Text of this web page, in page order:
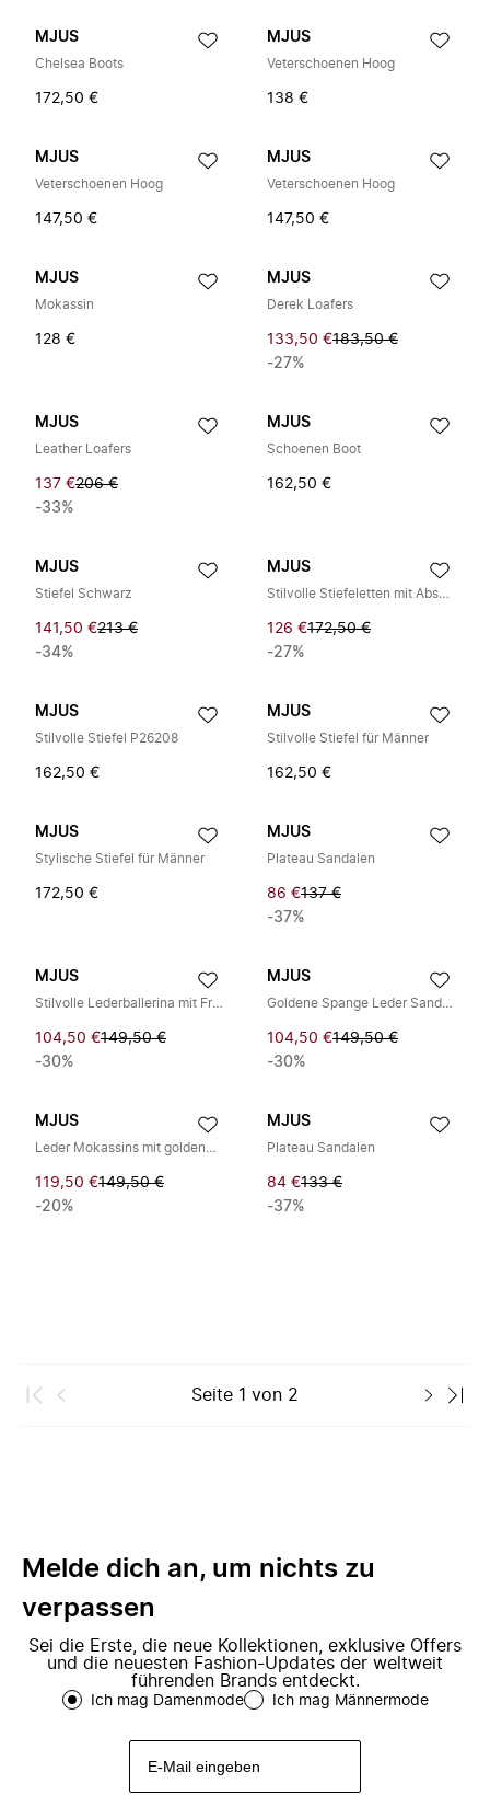
MJUS
Chelsea Boots
172,50 €
MJUS
Veterschoenen Hoog
138 €
MJUS
Veterschoenen Hoog
147,50 €
MJUS
Veterschoenen Hoog
147,50 €
MJUS
Mokassin
128 €
MJUS
Derek Loafers
133,50 €183,50 €
-27%
MJUS
Leather Loafers
137 €206 €
-33%
MJUS
Schoenen Boot
162,50 €
MJUS
Stiefel Schwarz
141,50 €213 €
-34%
MJUS
Stilvolle Stiefeletten mit Absatz
126 €172,50 €
-27%
MJUS
Stilvolle Stiefel P26208
162,50 €
MJUS
Stilvolle Stiefel für Männer
162,50 €
MJUS
Stylische Stiefel für Männer
172,50 €
MJUS
Plateau Sandalen
86 €137 €
-37%
MJUS
Stilvolle Lederballerina mit Fransendetail
104,50 €149,50 €
-30%
MJUS
Goldene Spange Leder Sandale
104,50 €149,50 €
-30%
MJUS
Leder Mokassins mit goldener Schnalle
119,50 €149,50 €
-20%
MJUS
Plateau Sandalen
84 €133 €
-37%
Seite 1 von 2
Melde dich an, um nichts zu
verpassen
Sei die Erste, die neue Kollektionen, exklusive Offers
und die neuesten Fashion-Updates der weltweit
führenden Brands entdeckt.
Ich mag Damenmode Ich mag Männermode